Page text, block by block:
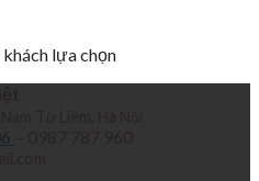
lựa chọn